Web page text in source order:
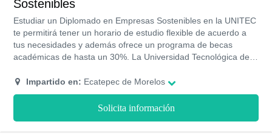
Sostenibles
Estudiar un Diplomado en Empresas Sostenibles en la UNITEC
te permitirá tener un horario de estudio flexible de acuerdo a
tus necesidades y además ofrece un programa de becas
académicas de hasta un 30%. La Universidad Tecnológica de
programas de estudios cuentan con RVOE y acreditación de la
SEP.
Impartido en: Ecatepec de Morelos
Solicita información